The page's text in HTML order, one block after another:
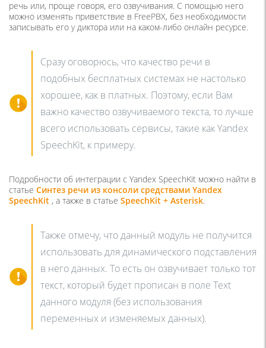
речь или, проще говоря, его озвучивания. С помощью него
можно изменять приветствие в FreePBX, без необходимости
записывать его у диктора или на каком-либо онлайн ресурсе.
Сразу оговорюсь, что качество речи в
подобных бесплатных системах не настолько
хорошее, как в платных. Поэтому, если Вам
важно качество озвучиваемого текста, то лучше
всего использовать сервисы, такие как Yandex
SpeechKit, к примеру.
Подробности об интеграции с Yandex SpeechKit можно найти в
статье Синтез речи из консоли средствами Yandex
SpeechKit , а также в статье SpeechKit + Asterisk.
Также отмечу, что данный модуль не получится
использовать для динамического подставления
в него данных. То есть он озвучивает только тот
текст, который будет прописан в поле Text
данного модуля (без использования
переменных и изменяемых данных).